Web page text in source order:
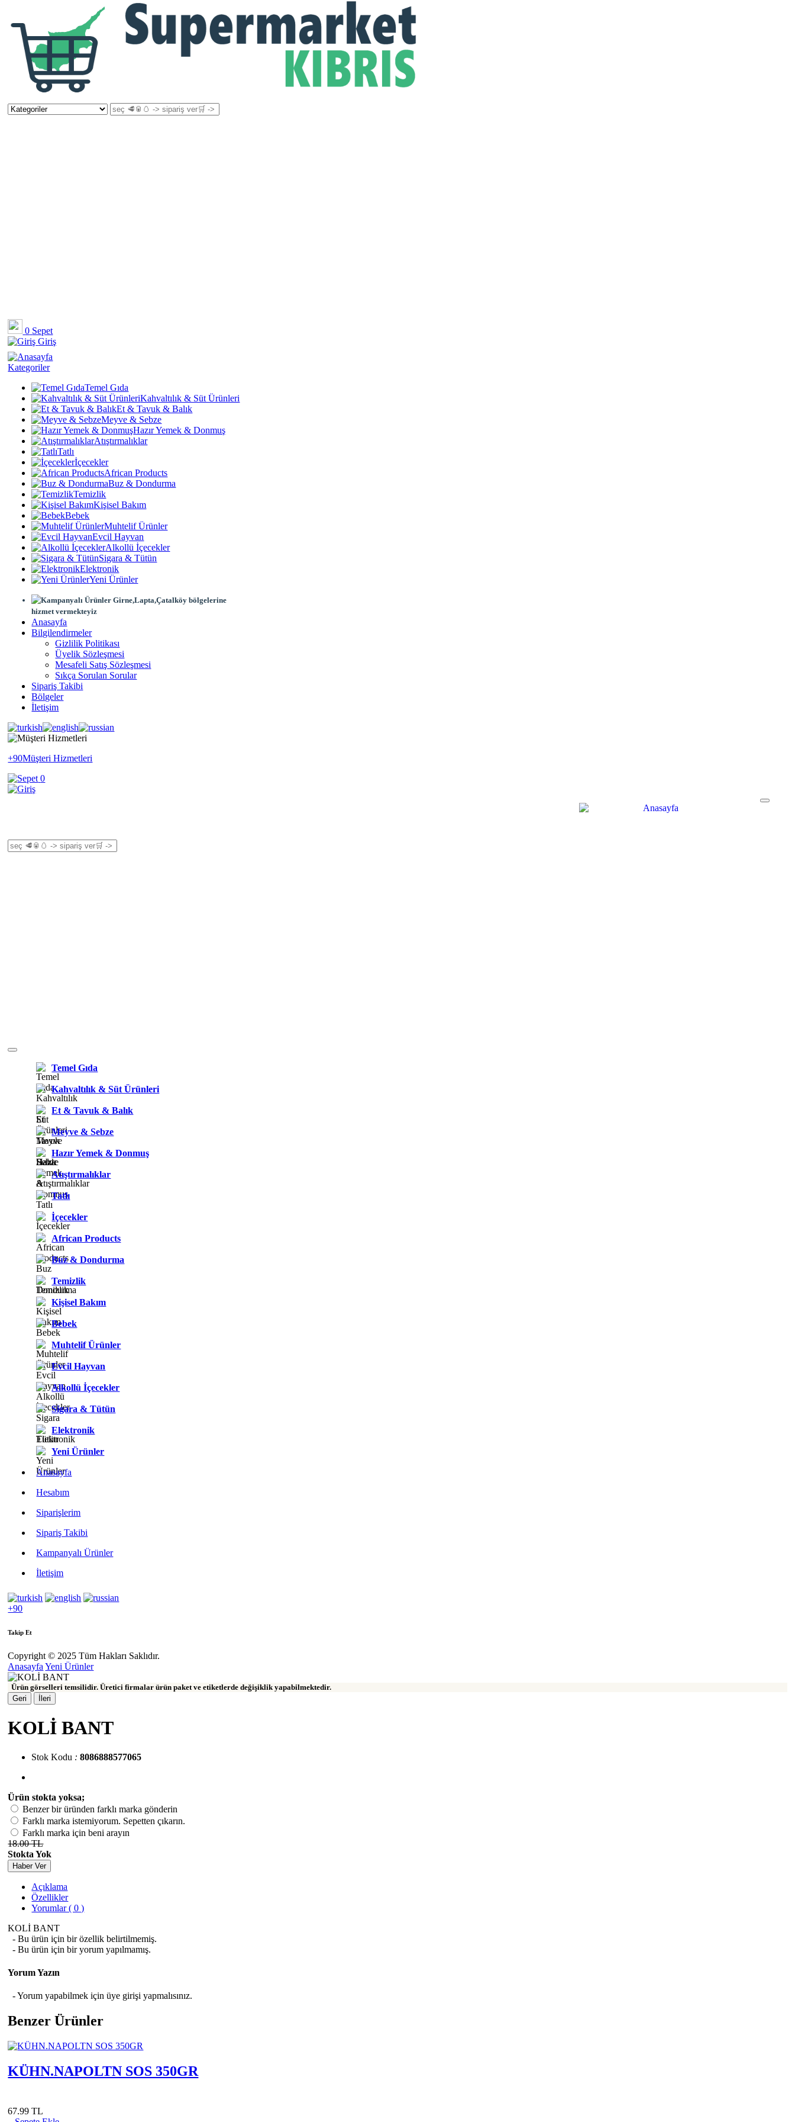
0 Sepet
Giriş
Kategoriler
Temel Gıda
Kahvaltılık & Süt Ürünleri
Et & Tavuk & Balık
Meyve & Sebze
Hazır Yemek & Donmuş
Atıştırmalıklar
Tatlı
İçecekler
African Products
Buz & Dondurma
Temizlik
Kişisel Bakım
Bebek
Muhtelif Ürünler
Evcil Hayvan
Alkollü İçecekler
Sigara & Tütün
Elektronik
Yeni Ürünler
Girne,Lapta,Çatalköy bölgelerine
hizmet vermekteyiz
Anasayfa
Bilgilendirmeler
Gizlilik Politikası
Üyelik Sözleşmesi
Mesafeli Satış Sözleşmesi
Sıkça Sorulan Sorular
Sipariş Takibi
Bölgeler
İletişim
+90Müşteri Hizmetleri
0
Temel Gıda
Kahvaltılık & Süt Ürünleri
Et & Tavuk & Balık
Meyve & Sebze
Hazır Yemek & Donmuş
Atıştırmalıklar
Tatlı
İçecekler
African Products
Buz & Dondurma
Temizlik
Kişisel Bakım
Bebek
Muhtelif Ürünler
Evcil Hayvan
Alkollü İçecekler
Sigara & Tütün
Elektronik
Yeni Ürünler
Anasayfa
Hesabım
Siparişlerim
Sipariş Takibi
Kampanyalı Ürünler
İletişim
+90
Takip Et
Copyright © 2025 Tüm Hakları Saklıdır.
Anasayfa Yeni Ürünler
Ürün görselleri temsilidir. Üretici firmalar ürün paket ve etiketlerde değişiklik yapabilmektedir.
Geri
İleri
KOLİ BANT
Stok Kodu : 8086888577065
Ürün stokta yoksa;
Benzer bir üründen farklı marka gönderin
Farklı marka istemiyorum. Sepetten çıkarın.
Farklı marka için beni arayın
18.00 TL
Stokta Yok
Haber Ver
Açıklama
Özellikler
Yorumlar ( 0 )
KOLİ BANT
- Bu ürün için bir özellik belirtilmemiş.
- Bu ürün için bir yorum yapılmamış.
Yorum Yazın
- Yorum yapabilmek için üye girişi yapmalısınız.
Benzer Ürünler
KÜHN.NAPOLTN SOS 350GR
67.99 TL